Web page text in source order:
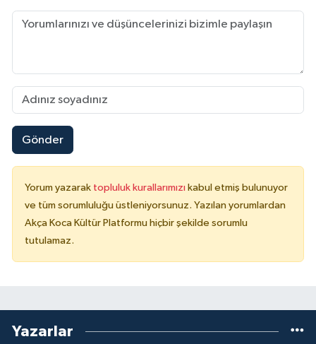
Gönder
Yorum yazarak topluluk kurallarımızı kabul etmiş bulunuyor
ve tüm sorumluluğu üstleniyorsunuz. Yazılan yorumlardan
Akça Koca Kültür Platformu hiçbir şekilde sorumlu
tutulamaz.
Yazarlar